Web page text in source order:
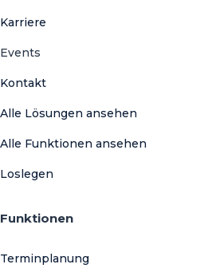
Karriere
Events
Kontakt
Alle Lösungen ansehen
Alle Funktionen ansehen
Loslegen
Funktionen
Terminplanung